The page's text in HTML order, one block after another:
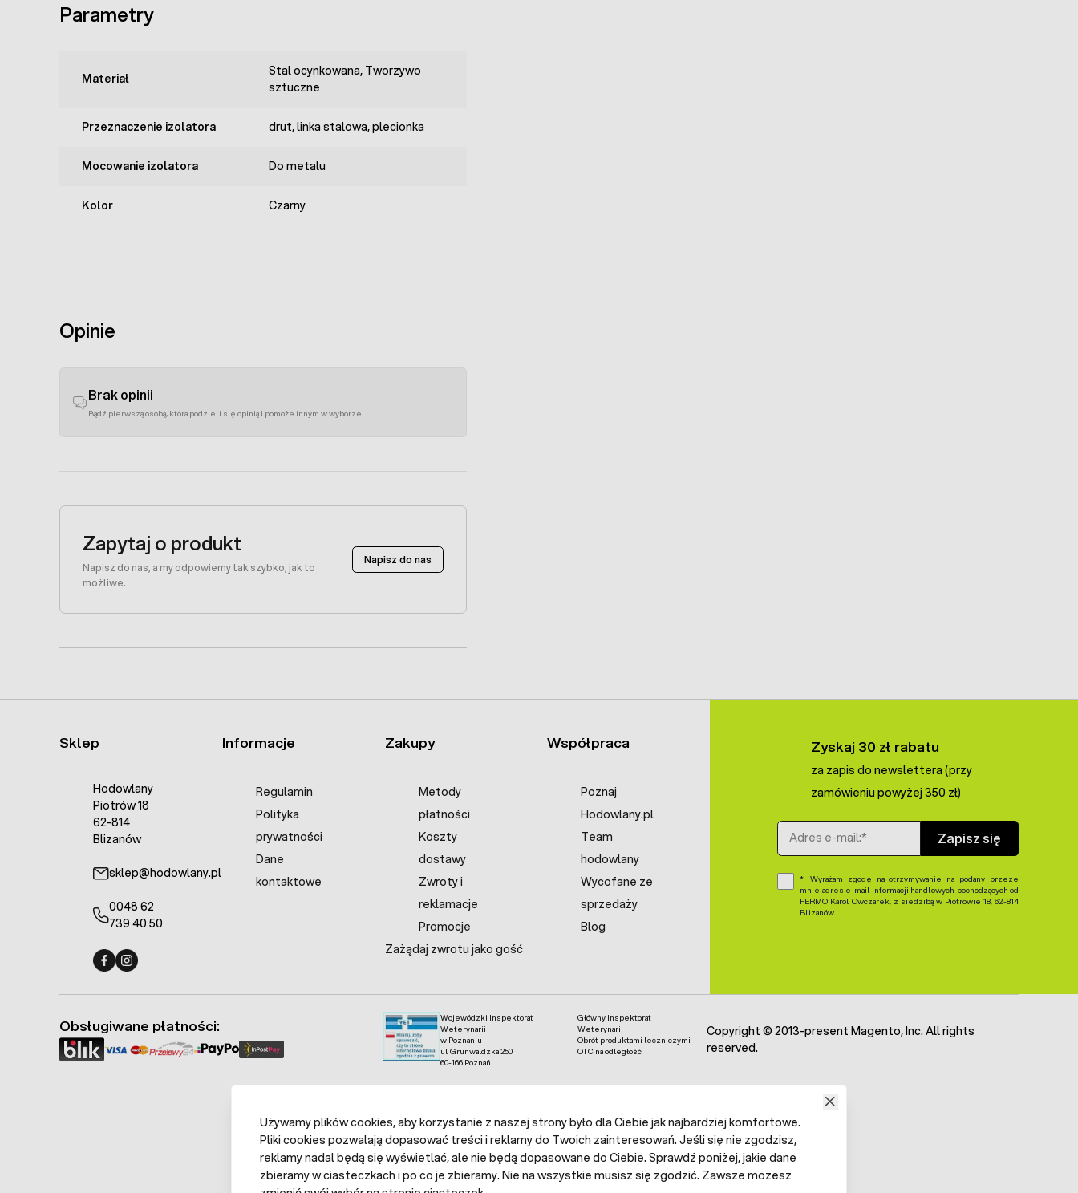
Parametry
Materiał
Stal ocynkowana, Tworzywo
sztuczne
Przeznaczenie izolatora drut, linka stalowa, plecionka
Mocowanie izolatora Do metalu
Kolor Czarny
Opinie
Brak opinii
Bądź pierwszą osobą, która podzieli się opinią i pomoże innym w wyborze.
Zapytaj o produkt
Napisz do nas, a my odpowiemy tak szybko, jak to
możliwe.
Napisz do nas
Sklep
Hodowlany
Piotrów 18
62-814
Blizanów
sklep@hodowlany.pl
0048 62
739 40 50
Informacje
Regulamin
Polityka
prywatności
Dane
kontaktowe
Zakupy
Metody
płatności
Koszty
dostawy
Zwroty i
reklamacje
Promocje
Zażądaj zwrotu jako gość
Współpraca
Poznaj
Hodowlany.pl
Team
hodowlany
Wycofane ze
sprzedaży
Blog
Zyskaj 30 zł rabatu
za zapis do newslettera (przy
zamówieniu powyżej 350 zł)
Adres e-mail
Zapisz się
Wyrażam zgodę na otrzymywanie na podany przeze
mnie adres e-mail informacji handlowych pochodzących od
FERMO Karol Owczarek, z siedzibą w Piotrowie 18, 62-814
Blizanów.
Wojewódzki Inspektorat
Weterynarii
w Poznaniu
ul. Grunwaldzka 250
60-166 Poznań
Główny Inspektorat
Weterynarii
Obrót produktami leczniczymi
OTC na odległość
Obsługiwane płatności:
Copyright © 2013-present Magento, Inc. All rights
reserved.
Używamy plików cookies, aby korzystanie z naszej strony było dla Ciebie jak najbardziej komfortowe.
Pliki cookies pozwalają dopasować treści i reklamy do Twoich zainteresowań. Jeśli się nie zgodzisz,
reklamy nadal będą się wyświetlać, ale nie będą dopasowane do Ciebie. Sprawdź poniżej, jakie dane
zbieramy w ciasteczkach i po co je zbieramy. Nie na wszystkie musisz się zgodzić. Zawsze możesz